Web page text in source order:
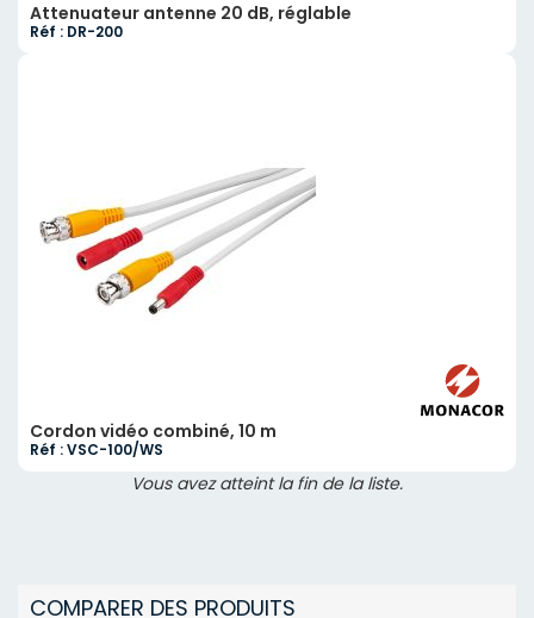
Attenuateur antenne 20 dB, réglable
Réf : DR-200
Cordon vidéo combiné, 10 m
Réf : VSC-100/WS
Vous avez atteint la fin de la liste.
COMPARER DES PRODUITS